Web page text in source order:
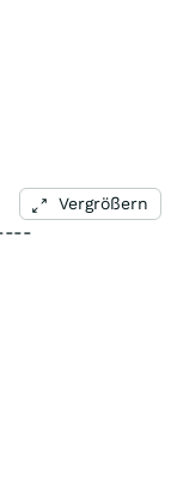
Vergrößern